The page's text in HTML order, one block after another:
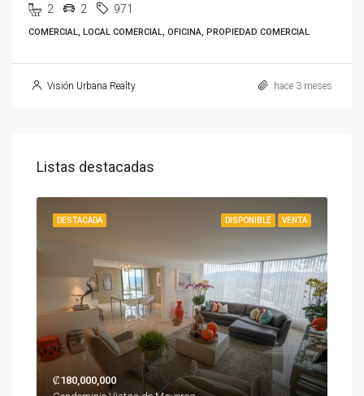
2 2 971
COMERCIAL, LOCAL COMERCIAL, OFICINA, PROPIEDAD COMERCIAL
Visión Urbana Realty hace 3 meses
Listas destacadas
DISPONIBLE VENTA
DESTACADA
₡180,000,000